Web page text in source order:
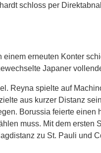
schloss per
erneuten Konter
Japaner
Reyna spielte auf
aus kurzer Distanz
Borussia feierte
muss. Mit dem
zu St. Pauli und